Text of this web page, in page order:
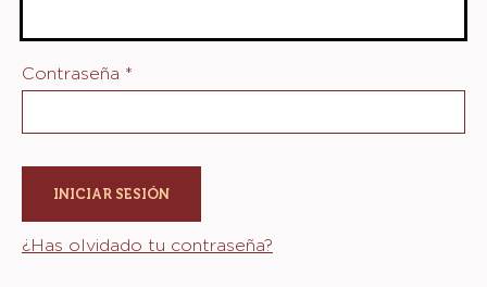
Contraseña *
¿Has olvidado tu contraseña?